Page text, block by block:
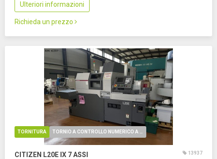
Ulteriori informazioni
Richieda un prezzo
TORNITURA
CITIZEN L20E IX 7 ASSI 13937